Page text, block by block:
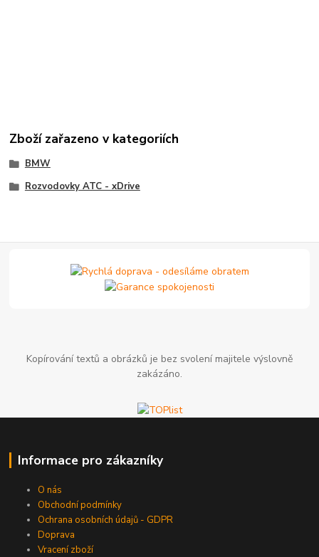
Zboží zařazeno v kategoriích
BMW
Rozvodovky ATC - xDrive
Kopírování textů a obrázků je bez svolení majitele výslovně
zakázáno.
Informace pro zákazníky
O nás
Obchodní podmínky
Ochrana osobních údajů - GDPR
Doprava
Vracení zboží